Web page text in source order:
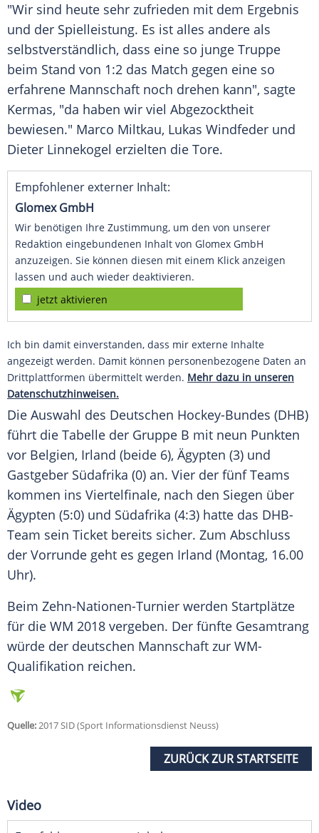
"Wir sind heute sehr zufrieden mit dem Ergebnis
und der Spielleistung. Es ist alles andere als
selbstverständlich, dass eine so junge Truppe
beim Stand von 1:2 das Match gegen eine so
erfahrene Mannschaft noch drehen kann", sagte
Kermas, "da haben wir viel Abgezocktheit
bewiesen." Marco Miltkau, Lukas Windfeder und
Dieter Linnekogel erzielten die Tore.
Empfohlener externer Inhalt:
Glomex GmbH
Wir benötigen Ihre Zustimmung, um den von unserer
Redaktion eingebundenen Inhalt von Glomex GmbH
anzuzeigen. Sie können diesen mit einem Klick anzeigen
lassen und auch wieder deaktivieren.
jetzt aktivieren
Ich bin damit einverstanden, dass mir externe Inhalte
angezeigt werden. Damit können personenbezogene Daten an
Drittplattformen übermittelt werden. Mehr dazu in unseren
Datenschutzhinweisen.
Die Auswahl des Deutschen Hockey-Bundes (DHB)
führt die Tabelle der Gruppe B mit neun Punkten
vor Belgien, Irland (beide 6), Ägypten (3) und
Gastgeber Südafrika (0) an. Vier der fünf Teams
kommen ins Viertelfinale, nach den Siegen über
Ägypten (5:0) und Südafrika (4:3) hatte das DHB-
Team sein Ticket bereits sicher. Zum Abschluss
der Vorrunde geht es gegen Irland (Montag, 16.00
Uhr).
Beim Zehn-Nationen-Turnier werden Startplätze
für die WM 2018 vergeben. Der fünfte Gesamtrang
würde der deutschen Mannschaft zur WM-
Qualifikation reichen.
Quelle:2017 SID (Sport Informationsdienst Neuss)
ZURÜCK ZUR STARTSEITE
Video